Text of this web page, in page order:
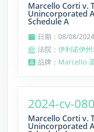
Marcello Corti v.
Unincorporated
Schedule A
日期：08/08/2024
法院： 伊利诺伊
品牌： Marcello
2024-cv-
Marcello Corti v.
Unincorporated